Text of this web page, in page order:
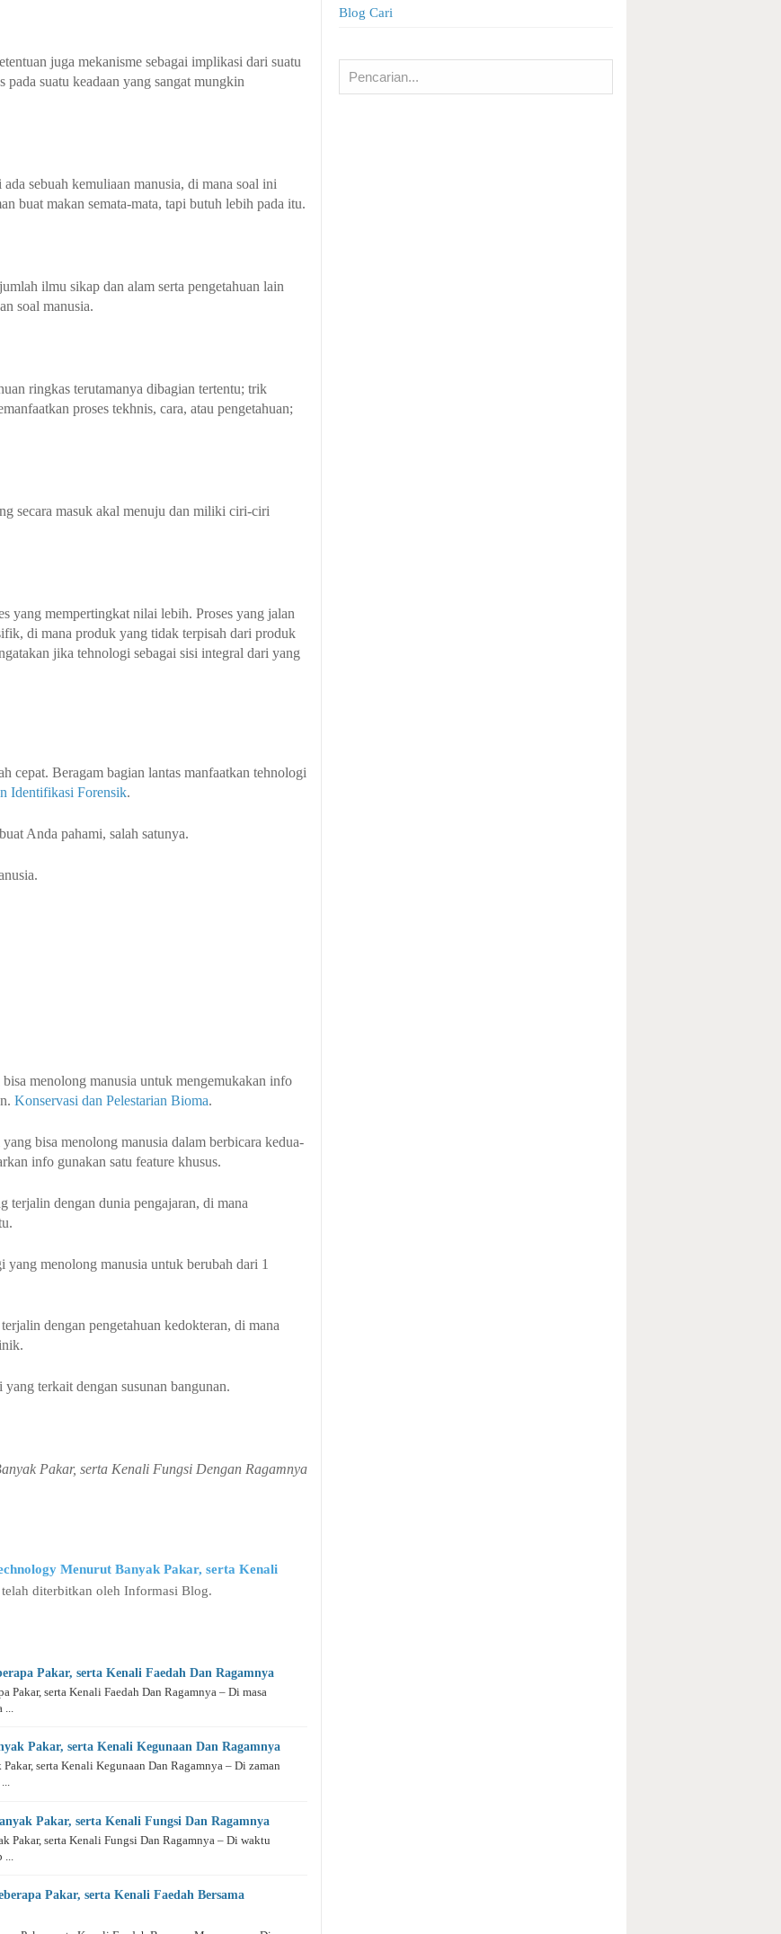
juga mekanisme sebagai implikasi dari suatu
pada suatu keadaan yang sangat mungkin
sebuah kemuliaan manusia, di mana soal ini
buat makan semata-mata, tapi butuh lebih pada itu.
ilmu sikap dan alam serta pengetahuan lain
soal manusia.
ringkas terutamanya dibagian tertentu; trik
proses tekhnis, cara, atau pengetahuan;
secara masuk akal menuju dan miliki ciri-ciri
yang mempertingkat nilai lebih. Proses yang jalan
di mana produk yang tidak terpisah dari produk
jika tehnologi sebagai sisi integral dari yang
cepat. Beragam bagian lantas manfaatkan tehnologi
Identifikasi Forensik.
Anda pahami, salah satunya.
menolong manusia untuk mengemukakan info
Konservasi dan Pelestarian Bioma.
bisa menolong manusia dalam berbicara kedua-
info gunakan satu feature khusus.
terjalin dengan dunia pengajaran, di mana
menolong manusia untuk berubah dari 1
dengan pengetahuan kedokteran, di mana
terkait dengan susunan bangunan.
Pakar, serta Kenali Fungsi Dengan Ragamnya
Menurut Banyak Pakar, serta Kenali
diterbitkan oleh Informasi Blog.
Pakar, serta Kenali Faedah Dan Ragamnya
Pakar, serta Kenali Faedah Dan Ragamnya – Di masa
Pakar, serta Kenali Kegunaan Dan Ragamnya
serta Kenali Kegunaan Dan Ragamnya – Di zaman
Pakar, serta Kenali Fungsi Dan Ragamnya
Pakar, serta Kenali Fungsi Dan Ragamnya – Di waktu
Pakar, serta Kenali Faedah Bersama
Blog Cari